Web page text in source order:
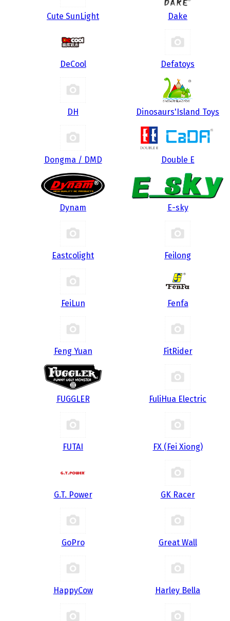
Cute SunLight Dake
DeCool Defatoys
DH Dinosaurs'Island Toys
Dongma / DMD Double E
Dynam E-sky
Eastcolight Feilong
FeiLun Fenfa
Feng Yuan FitRider
FUGGLER FuliHua Electric
FUTAI FX (Fei Xiong)
G.T. Power GK Racer
GoPro Great Wall
HappyCow Harley Bella